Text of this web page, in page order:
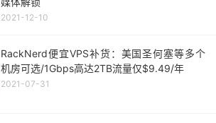
2021-12-10
RackNerd便宜VPS补货：美国圣何塞等多个
机房可选/1Gbps高达2TB流量仅$9.49/年
2021-07-31